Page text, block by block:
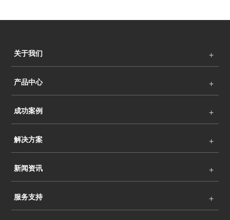
关于我们
产品中心
成功案例
解决方案
新闻资讯
服务支持